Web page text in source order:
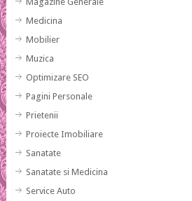
Medicina
Mobilier
Muzica
Optimizare SEO
Pagini Personale
Prietenii
Proiecte Imobiliare
Sanatate
Sanatate si Medicina
Service Auto